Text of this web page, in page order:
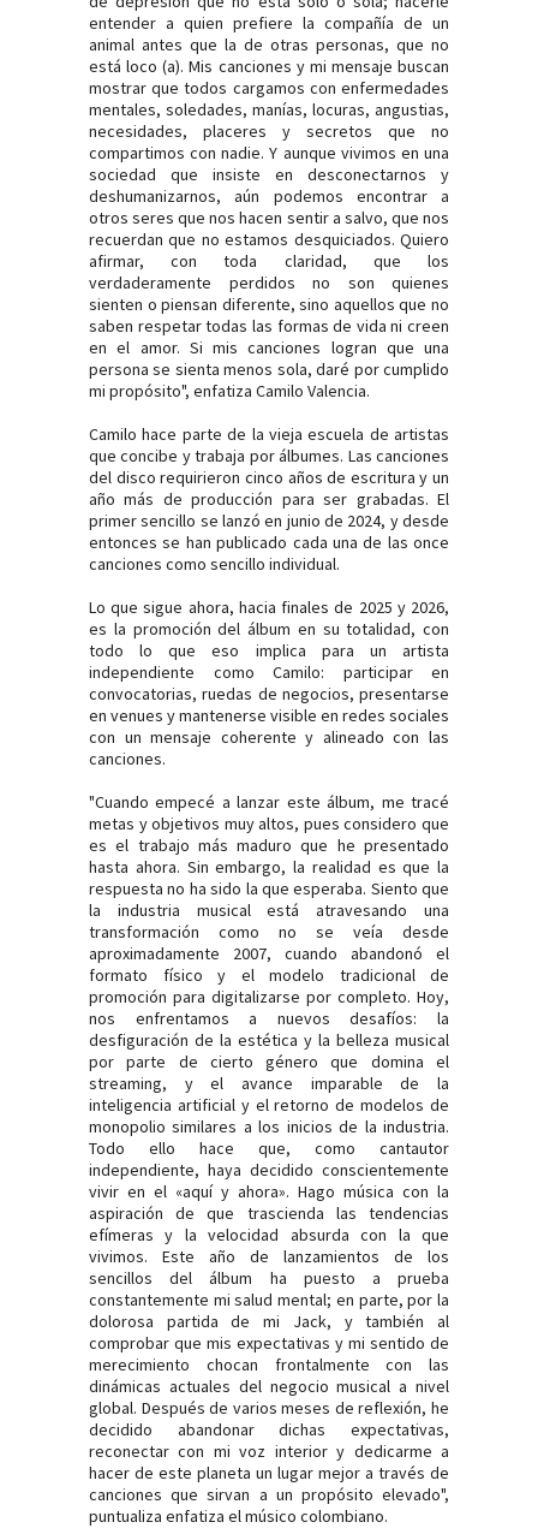
entender a quien prefiere la compañía de un
animal antes que la de otras personas, que no
está loco (a). Mis canciones y mi mensaje buscan
mostrar que todos cargamos con enfermedades
mentales, soledades, manías, locuras, angustias,
necesidades, placeres y secretos que no
compartimos con nadie. Y aunque vivimos en una
sociedad que insiste en desconectarnos y
deshumanizarnos, aún podemos encontrar a
otros seres que nos hacen sentir a salvo, que nos
recuerdan que no estamos desquiciados. Quiero
afirmar, con toda claridad, que los
verdaderamente perdidos no son quienes
sienten o piensan diferente, sino aquellos que no
saben respetar todas las formas de vida ni creen
en el amor. Si mis canciones logran que una
persona se sienta menos sola, daré por cumplido
mi propósito", enfatiza Camilo Valencia.
Camilo hace parte de la vieja escuela de artistas
que concibe y trabaja por álbumes. Las canciones
del disco requirieron cinco años de escritura y un
año más de producción para ser grabadas. El
primer sencillo se lanzó en junio de 2024, y desde
entonces se han publicado cada una de las once
canciones como sencillo individual.
Lo que sigue ahora, hacia finales de 2025 y 2026,
es la promoción del álbum en su totalidad, con
todo lo que eso implica para un artista
independiente como Camilo: participar en
convocatorias, ruedas de negocios, presentarse
en venues y mantenerse visible en redes sociales
con un mensaje coherente y alineado con las
canciones.
"Cuando empecé a lanzar este álbum, me tracé
metas y objetivos muy altos, pues considero que
es el trabajo más maduro que he presentado
hasta ahora. Sin embargo, la realidad es que la
respuesta no ha sido la que esperaba. Siento que
la industria musical está atravesando una
transformación como no se veía desde
aproximadamente 2007, cuando abandonó el
formato físico y el modelo tradicional de
promoción para digitalizarse por completo. Hoy,
nos enfrentamos a nuevos desafíos: la
desfiguración de la estética y la belleza musical
por parte de cierto género que domina el
streaming, y el avance imparable de la
inteligencia artificial y el retorno de modelos de
monopolio similares a los inicios de la industria.
Todo ello hace que, como cantautor
independiente, haya decidido conscientemente
vivir en el «aquí y ahora». Hago música con la
aspiración de que trascienda las tendencias
efímeras y la velocidad absurda con la que
vivimos. Este año de lanzamientos de los
sencillos del álbum ha puesto a prueba
constantemente mi salud mental; en parte, por la
dolorosa partida de mi Jack, y también al
comprobar que mis expectativas y mi sentido de
merecimiento chocan frontalmente con las
dinámicas actuales del negocio musical a nivel
global. Después de varios meses de reflexión, he
decidido abandonar dichas expectativas,
reconectar con mi voz interior y dedicarme a
hacer de este planeta un lugar mejor a través de
canciones que sirvan a un propósito elevado",
puntualiza enfatiza el músico colombiano.